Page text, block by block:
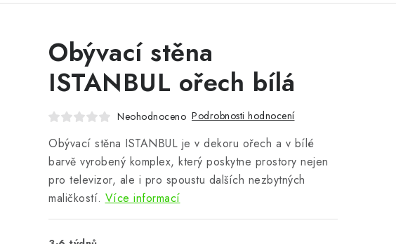
Obývací stěna
ISTANBUL ořech bílá
Neohodnoceno Podrobnosti hodnocení
Obývací stěna ISTANBUL je v dekoru ořech a v bílé
barvě vyrobený komplex, který poskytne prostory nejen
pro televizor, ale i pro spoustu dalších nezbytných
maličkostí. Více informací